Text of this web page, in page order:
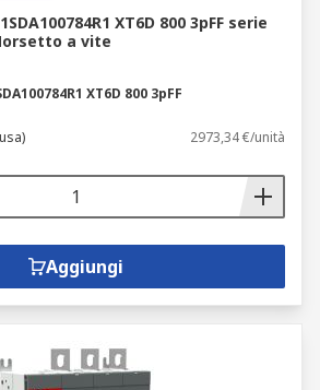
XT6D 800 3pFF serie
a vite
XT6D 800 3pFF
2973,34 €/unità
Aggiungi